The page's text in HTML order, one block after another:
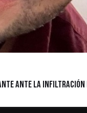
ante la infiltración